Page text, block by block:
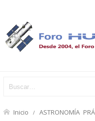
Inicio ASTRONOMÍA